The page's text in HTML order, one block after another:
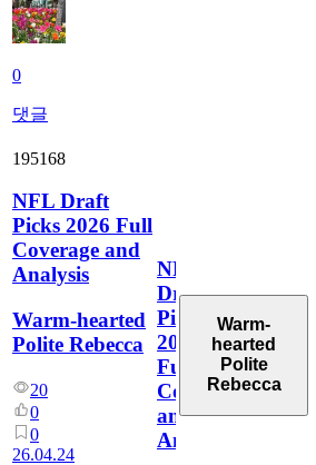
0
댓글
195168
NFL Draft
Picks 2026 Full
Coverage and
Analysis
Warm-hearted
Polite Rebecca
20
0
0
26.04.24
NFL
Draft
Picks
2026
Full
Coverage
and
Analysis
Warm-
hearted
Polite
Rebecca